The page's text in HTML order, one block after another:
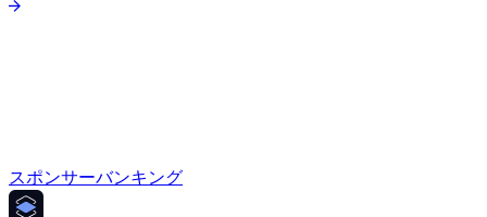
スポンサーバンキング